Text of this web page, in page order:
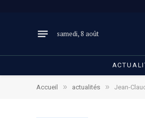
samedi, 8 août
Accueil » actualités » Jean-